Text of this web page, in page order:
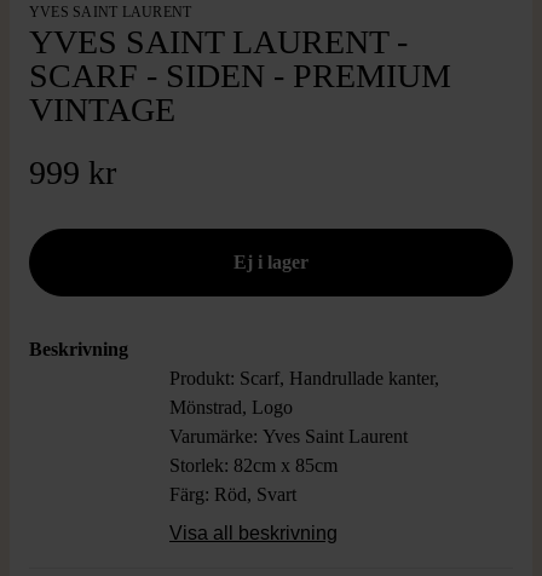
YVES SAINT LAURENT
YVES SAINT LAURENT -
SCARF - SIDEN - PREMIUM
VINTAGE
999 kr
Beskrivning
Produkt: Scarf, Handrullade kanter,
Mönstrad, Logo
Varumärke: Yves Saint Laurent
Storlek: 82cm x 85cm
Färg: Röd, Svart
Material: 100% Siden
Visa all beskrivning